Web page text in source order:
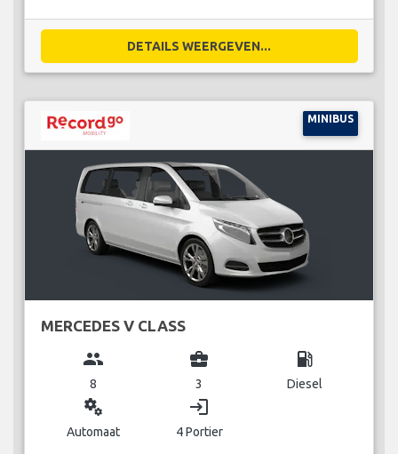
DETAILS WEERGEVEN...
MINIBUS
MERCEDES V CLASS
group
8
business_center
3
local_gas_station
Diesel
miscellaneous_services
Automaat
login
4 Portier